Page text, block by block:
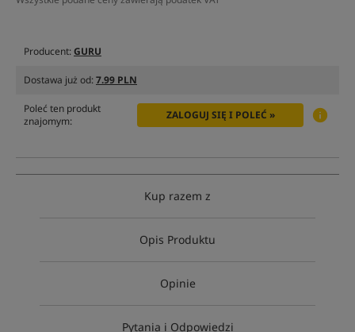
Producent:GURU
Dostawa już od:7.99 PLN
Poleć ten produkt
znajomym:
ZALOGUJ SIĘ I POLEĆ »
Kup razem z
Opis Produktu
Opinie
Pytania i Odpowiedzi